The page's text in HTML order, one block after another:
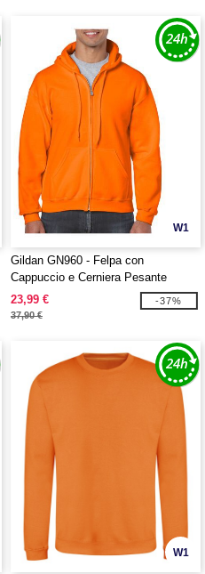
W1
Gildan GN960 - Felpa con
Cappuccio e Cerniera Pesante
23,99 €
37,90 €
-37%
W1